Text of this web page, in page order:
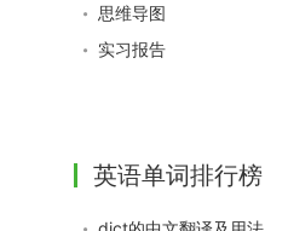
思维导图
实习报告
英语单词排行榜